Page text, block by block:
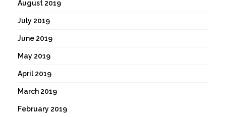
August 2019
July 2019
June 2019
May 2019
April 2019
March 2019
February 2019